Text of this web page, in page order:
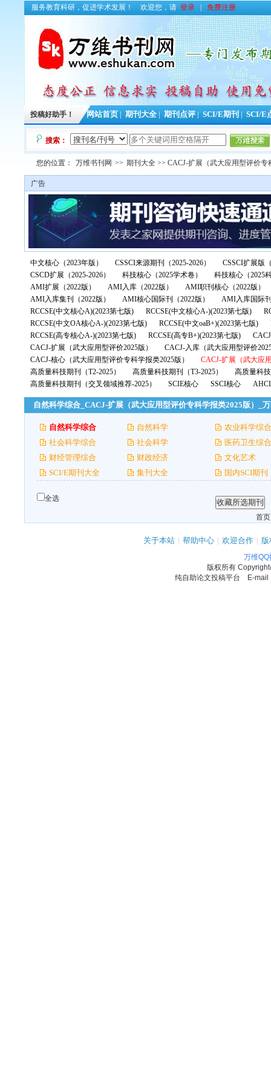
服务教育科研，促进学术发展！ 欢迎您，请 登录 免费注册
投稿好助手！ 网站首页 期刊大全 期刊点评 SCI/E期刊 SCI/E
搜索：
您的位置： 万维书刊网 >> 期刊大全 >> CACJ-扩展（武大应用型评价专
广告
中文核心（2023年版） CSSCI来源期刊（2025-2026）
CSSCI扩展版
CSCD扩展（2025-2026）
科技核心（2025学术卷）
科技核心（2025
AMI扩展（2022版）
AMI入库（2022版）
AMI职刊核心（2022版）
AMI入库集刊（2022版）
AMI核心国际刊（2022版）
AMI入库国际
RCCSE(中文核心A)(2023第七版)
RCCSE(中文核心A-)(2023第七版)
RCCSE(中文OA核心A-)(2023第七版)
RCCSE(中文oaB+)(2023第七版)
RCCSE(高专核心A-)(2023第七版)
RCCSE(高专B+)(2023第七版)
CACJ-扩展（武大应用型评价2025版）
CACJ-入库（武大应用型评价
CACJ-核心（武大应用型评价专科学报类2025版）
CACJ-扩展（武大应
高质量科技期刊（T2-2025）
高质量科技期刊（T3-2025）
高质量科
高质量科技期刊（交叉领域推荐-2025）
SCIE核心 SSCI核心
自然科学综合_CACJ-扩展（武大应用型评价专科学报类2025版）_
自然科学综合 自然科学
农业科学综合
社会科学综合
社会科学
医药卫生综合
财经管理综合
财政经济
文化艺术
SCI/E期刊大全
集刊大全 国内SCI期刊
全选
首
关于本站 | 帮助中心 | 欢迎合作 |
万维
版权所有
纯自助论文投稿平台 E-mail